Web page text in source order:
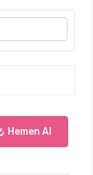
Hemen Al